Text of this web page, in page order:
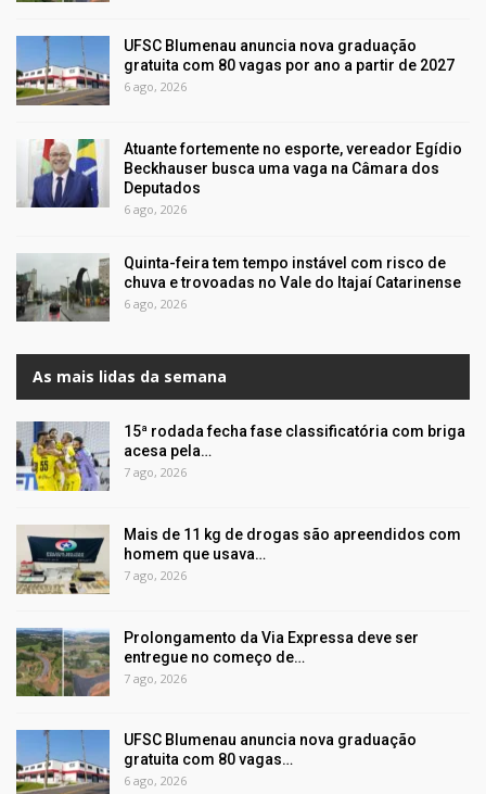
UFSC Blumenau anuncia nova graduação
gratuita com 80 vagas por ano a partir de 2027
6 ago, 2026
Atuante fortemente no esporte, vereador Egídio
Beckhauser busca uma vaga na Câmara dos
Deputados
6 ago, 2026
Quinta-feira tem tempo instável com risco de
chuva e trovoadas no Vale do Itajaí Catarinense
6 ago, 2026
As mais lidas da semana
15ª rodada fecha fase classificatória com briga
acesa pela…
7 ago, 2026
Mais de 11 kg de drogas são apreendidos com
homem que usava…
7 ago, 2026
Prolongamento da Via Expressa deve ser
entregue no começo de…
7 ago, 2026
UFSC Blumenau anuncia nova graduação
gratuita com 80 vagas…
6 ago, 2026